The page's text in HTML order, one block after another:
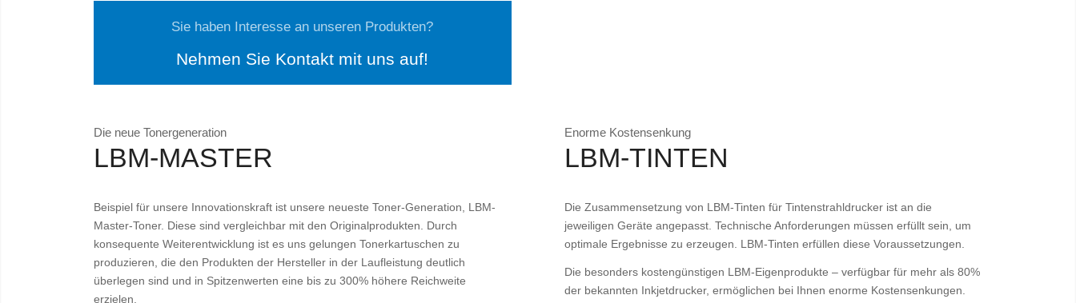
Sie haben Interesse an unseren Produkten?
Nehmen Sie Kontakt mit uns auf!
Die neue Tonergeneration
LBM-MASTER
Beispiel für unsere Innovationskraft ist unsere neueste Toner-Generation, LBM-
Master-Toner. Diese sind vergleichbar mit den Originalprodukten. Durch
konsequente Weiterentwicklung ist es uns gelungen Tonerkartuschen zu
produzieren, die den Produkten der Hersteller in der Laufleistung deutlich
überlegen sind und in Spitzenwerten eine bis zu 300% höhere Reichweite
erzielen.
Enorme Kostensenkung
LBM-TINTEN
Die Zusammensetzung von LBM-Tinten für Tintenstrahldrucker ist an die
jeweiligen Geräte angepasst. Technische Anforderungen müssen erfüllt sein, um
optimale Ergebnisse zu erzeugen. LBM-Tinten erfüllen diese Voraussetzungen.
Die besonders kostengünstigen LBM-Eigenprodukte – verfügbar für mehr als 80%
der bekannten Inkjetdrucker, ermöglichen bei Ihnen enorme Kostensenkungen.